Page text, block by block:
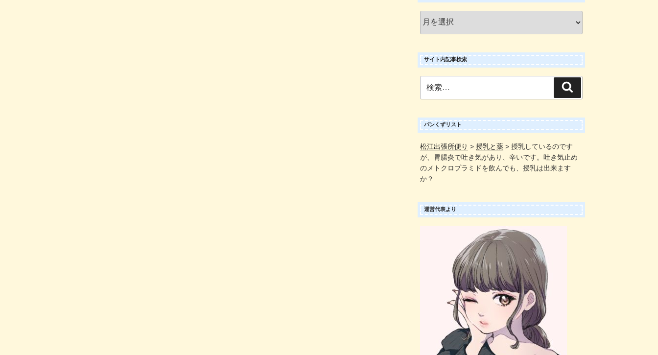
ア
カ
イ
サイト内記事検索
索:
索
パンくずリスト
松江出張所便り >授乳と薬 >授乳しているのです
が、胃腸炎で吐き気があり、辛いです。吐き気止め
のメトクロプラミドを飲んでも、授乳は出来ます
か？
運営代表より